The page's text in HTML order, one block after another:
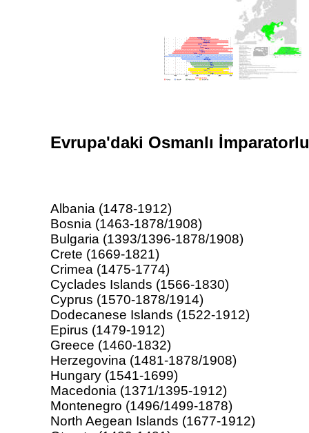
Evrupa'daki Osmanlı
Albania (1478-1912)
Bosnia (1463-1878/1908)
Bulgaria (1393/1396-1878/1908)
Crete (1669-1821)
Crimea (1475-1774)
Cyclades Islands (1566-1830)
Cyprus (1570-1878/1914)
Dodecanese Islands (1522-1912)
Epirus (1479-1912)
Greece (1460-1832)
Herzegovina (1481-1878/1908)
Hungary (1541-1699)
Macedonia (1371/1395-1912)
Montenegro (1496/1499-1878)
North Aegean Islands (1677-1912)